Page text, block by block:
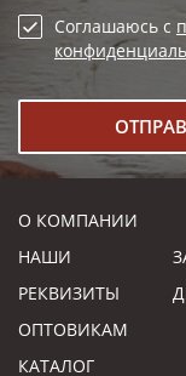
Соглашаюсь с
О КОМПАНИИ
НАШИ
РЕКВИЗИТЫ
ОПТОВИКАМ
КАТАЛОГ